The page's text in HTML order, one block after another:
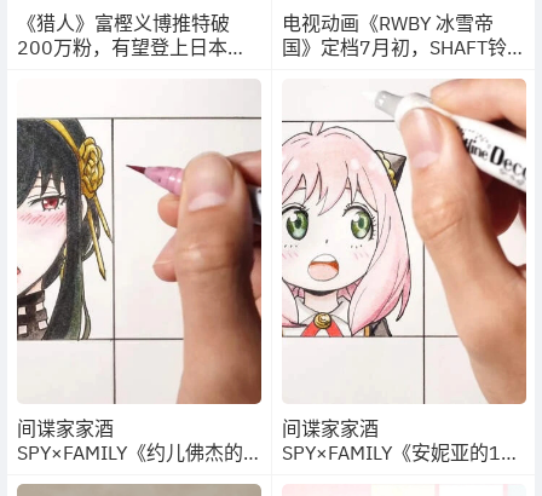
《猎人》富樫义博推特破
200万粉，有望登上日本漫
电视动画《RWBY 冰雪帝
国》定档7月初，SHAFT铃木
间谍家家酒
SPY×FAMILY《约儿佛杰的
间谍家家酒
SPY×FAMILY《安妮亚的12